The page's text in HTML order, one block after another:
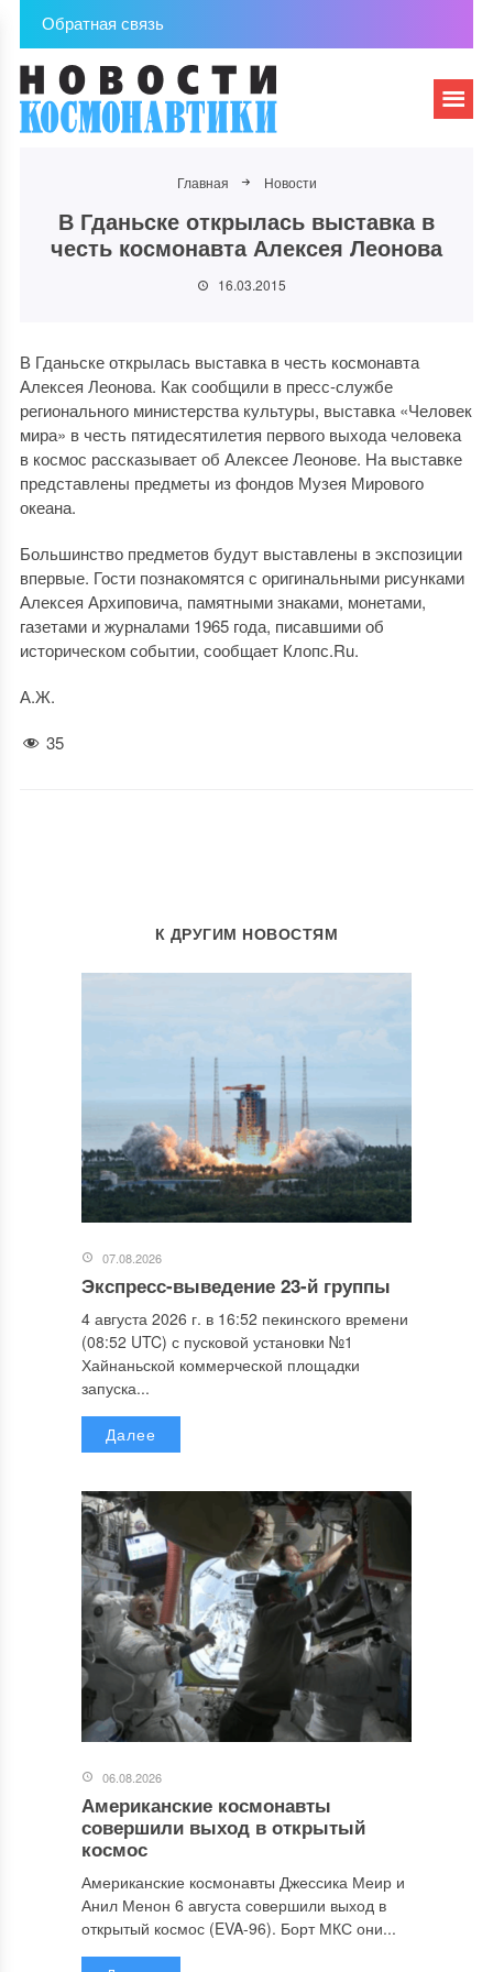
Обратная связь
Главная Новости
В Гданьске открылась выставка в
честь космонавта Алексея Леонова
16.03.2015
В Гданьске открылась выставка в честь космонавта
Алексея Леонова. Как сообщили в пресс-службе
регионального министерства культуры, выставка «Человек
мира» в честь пятидесятилетия первого выхода человека
в космос рассказывает об Алексее Леонове. На выставке
представлены предметы из фондов Музея Мирового
океана.
Большинство предметов будут выставлены в экспозиции
впервые. Гости познакомятся с оригинальными рисунками
Алексея Архиповича, памятными знаками, монетами,
газетами и журналами 1965 года, писавшими об
историческом событии, сообщает Клопс.Ru.
А.Ж.
35
К ДРУГИМ НОВОСТЯМ
07.08.2026
Экспресс-выведение 23-й группы
4 августа 2026 г. в 16:52 пекинского времени
(08:52 UTC) с пусковой установки №1
Хайнаньской коммерческой площадки
запуска...
Далее
06.08.2026
Американские космонавты
совершили выход в открытый
космос
Американские космонавты Джессика Меир и
Анил Менон 6 августа совершили выход в
открытый космос (EVA-96). Борт МКС они...